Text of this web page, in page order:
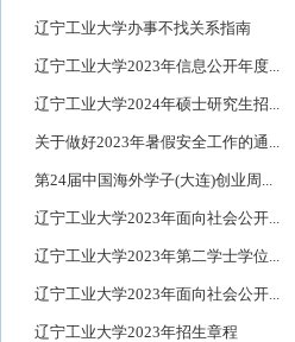
辽宁工业大学办事不找关系指南
辽宁工业大学2023年信息公开年度...
辽宁工业大学2024年硕士研究生招...
关于做好2023年暑假安全工作的通...
第24届中国海外学子(大连)创业周...
辽宁工业大学2023年面向社会公开...
辽宁工业大学2023年第二学士学位...
辽宁工业大学2023年面向社会公开...
辽宁工业大学2023年招生章程